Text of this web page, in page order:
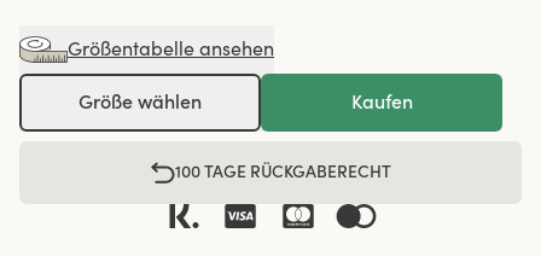
Größentabelle ansehen
Größe wählen Kaufen
100 TAGE RÜCKGABERECHT